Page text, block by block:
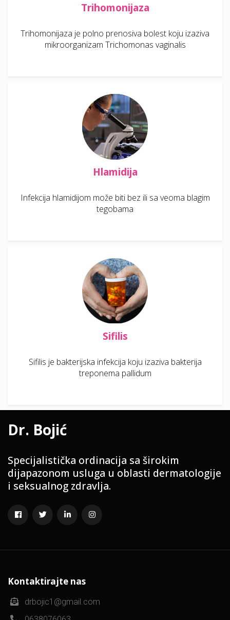
Trihomonijaza
Trihomonijaza je polno prenosiva bolest koju izaziva
mikroorganizam Trichomonas vaginalis
Hlamidija
Infekcija hlamidijom može biti bez ili sa veoma blagim
tegobama
Sifilis
Sifilis je bakterijska infekcija koju izaziva bakterija
treponema pallidum
Dr. Bojić
Specijalistička ordinacija sa širokim
dijapazonom usluga u oblasti dermatologije
i seksualnog zdravlja.
Kontaktirajte nas
drbojic1@gmail.com